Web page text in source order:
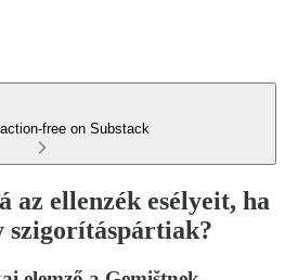
free on Substack
az ellenzék esélyeit, ha
szigorításpártiak?